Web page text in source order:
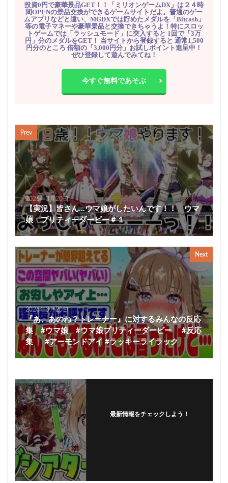
投資0円で豪華景品GET！！「ミリオンゲームDX」は２４時
間OPENの景品交換ができるゲームサイトだよ。普通のゲー
ムアプリなどと違い、MGDXでは貯めたメダルを「Bitcash」
等の電子マネーや豪華景品と交換できちゃうよ！特にスロッ
トゲームでは「ラッシュモード」に突入すると 1回で「3万
円」分のメダルをGET！ 当サイトから登録すると 通常1,500
円分のところ 倍額の「3,000円分」お試しポイント進呈中！
ぜひ登録して遊んでみてね！
今すぐ無料であそぶ
Prev
2026年3月20日
【実況】皆さん…ウマ娘がしたいんです！！ ウマ
娘 プリティーダービー＃１
Next
2026年3月20日
『あ、あのね？トレーナー』に対するみんなの反応
集 #ウマ娘 #ウマ娘プリティーダービー #反応
集 #アーモンドアイ #ラッキーライラック
最新情報をチェックしよう！